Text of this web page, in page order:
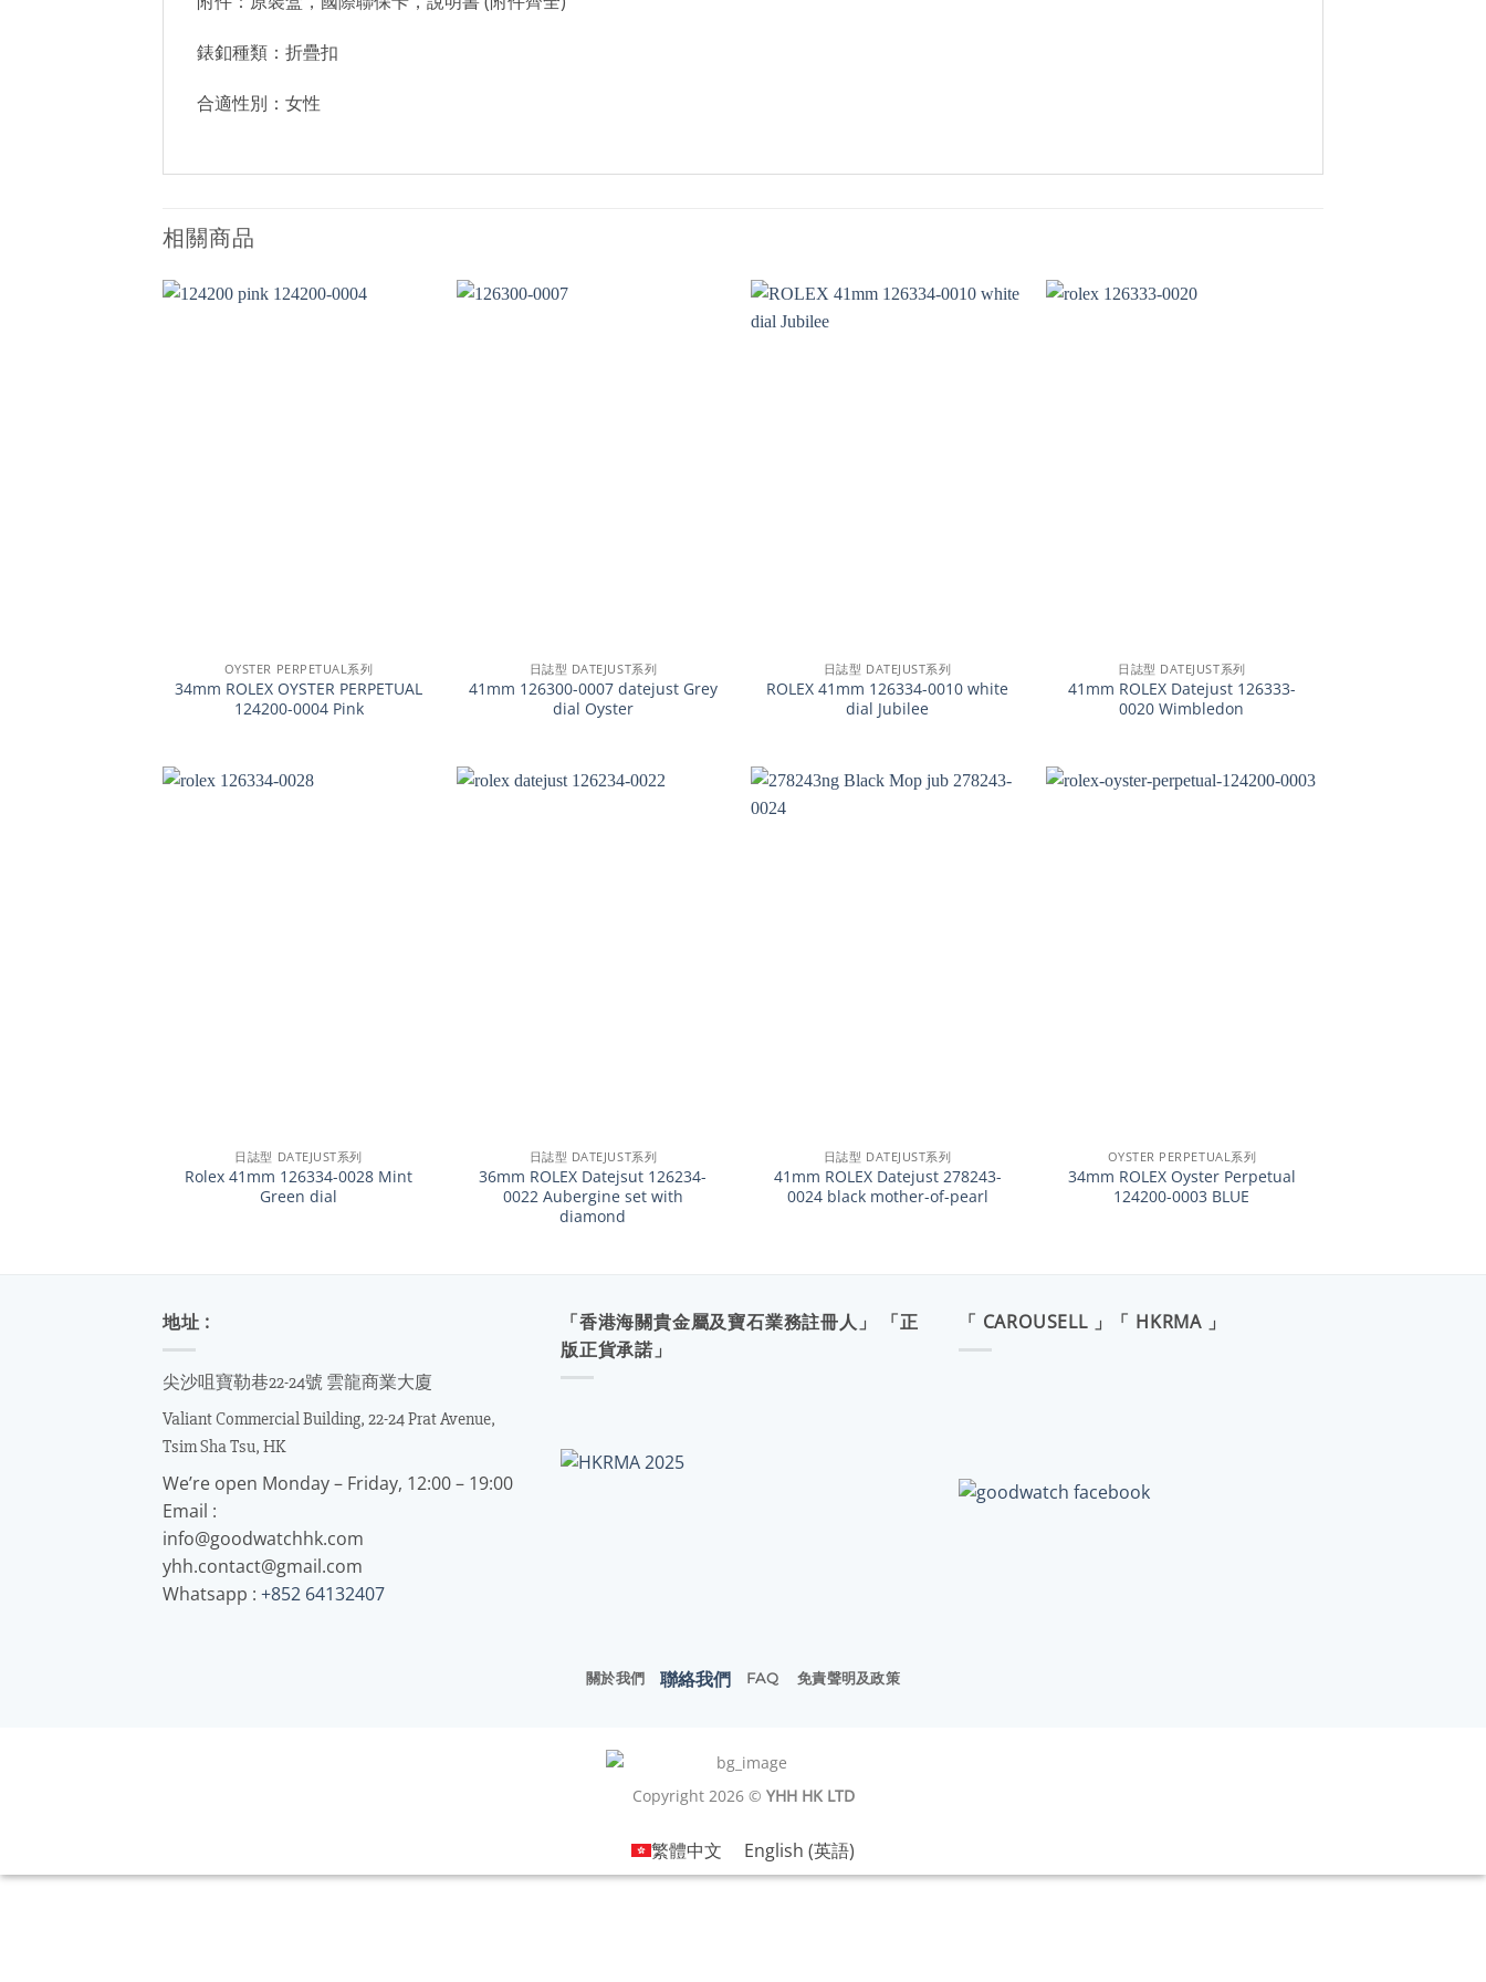
錶釦種類：折疊扣
合適性別：女性
相關商品
OYSTER PERPETUAL系列
34mm ROLEX OYSTER PERPETUAL
124200-0004 Pink
日誌型 DATEJUST系列
41mm 126300-0007 datejust Grey
dial Oyster
日誌型 DATEJUST系列
ROLEX 41mm 126334-0010 white
dial Jubilee
日誌型 DATEJUST系列
41mm ROLEX Datejust 126333-
0020 Wimbledon
日誌型 DATEJUST系列
Rolex 41mm 126334-0028 Mint
Green dial
日誌型 DATEJUST系列
36mm ROLEX Datejsut 126234-
0022 Aubergine set with
diamond
日誌型 DATEJUST系列
41mm ROLEX Datejust 278243-
0024 black mother-of-pearl
OYSTER PERPETUAL系列
34mm ROLEX Oyster Perpetual
124200-0003 BLUE
地址 :
尖沙咀寶勒巷22-24號 雲龍商業大廈
Valiant Commercial Building, 22-24 Prat Avenue,
Tsim Sha Tsu, HK
We’re open Monday – Friday, 12:00 – 19:00
Email :
info@goodwatchhk.com
yhh.contact@gmail.com
Whatsapp : +852 64132407
「香港海關貴金屬及寶石業務註冊人」 「正
版正貨承諾」
「 CAROUSELL 」「 HKRMA 」
關於我們 聯絡我們 FAQ 免責聲明及政策
Copyright 2026 © YHH HK LTD
繁體中文 English (英語)